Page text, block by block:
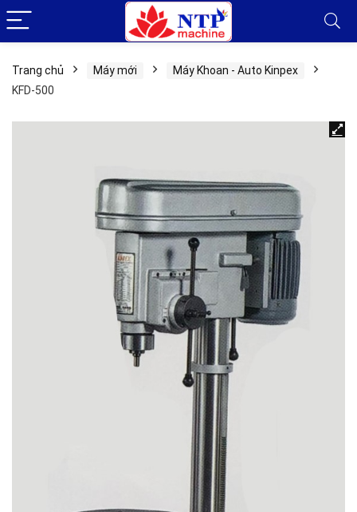
Trang chủ Máy mới
Máy Khoan - Auto Kinpex
KFD-500